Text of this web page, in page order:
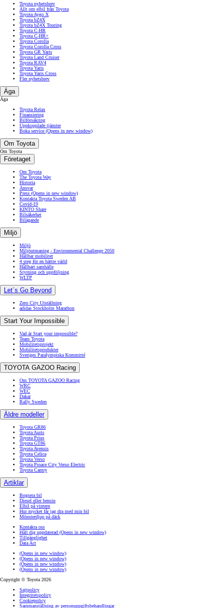
Toyota nyhetsbrev
Allt om elbil från Toyota
Toyota Aygo X
Toyota bZ4X
Toyota bZ4X Touring
Toyota C-HR
Toyota C-HR+
Toyota Corolla
Toyota Corolla Cross
Toyota GR Yaris
Toyota Land Cruiser
Toyota RAV4
Toyota Yaris
Toyota Yaris Cross
Fler nyhetsbrev
Äga
Äga
Toyota Relax
Finansiering
Bilförsäkring
Uppkopplade tjänster
Boka service (Opens in new window)
Om Toyota
Om Toyota
Företaget
Om Toyota
The Toyota Way
Historia
Ansvar
Press (Opens in new window)
Kontakta Toyota Sweden AB
Covid-19
KINTO Share
Bilsäkerhet
Bilägande
Miljö
Miljö
Miljöutmaning - Environmental Challenge 2050
Hållbar mobilitet
4 steg för en bättre värld
Hållbart samhälle
Styrning och uppföljning
WLTP
Let´s Go Beyond
Zero City Utställning
adidas Stockholm Marathon
Start Your Impossible
Vad är Start your impossible?
Team Toyota
Mobilitetsprojekt
Mobilitetsprodukter
Sveriges Paralympiska Kommitté
TOYOTA GAZOO Racing
Om TOYOTA GAZOO Racing
WRC
WEC
Dakar
Rally Sweden
Äldre modeller
Toyota GR86
Toyota Auris
Toyota Prius
Toyota GT86
Toyota Avensis
Toyota Celica
Toyota Verso
Toyota Proace City Verso Electric
Toyota Camry
Artiklar
Bogsera bil
Diesel eller bensin
Elbil på vintern
Hur mycket får jag dra med min bil
Mönsterdjup på däck
Kontakta oss
Håll dig uppdaterad (Opens in new window)
Tillgänglighet
Data Act
(Opens in new window)
(Opens in new window)
(Opens in new window)
(Opens in new window)
Copyright © Toyota 2026
Sajtpolicy
Integritetspolicy
Cookiepolicy
Sammanställning av personuppgiftsbehandlingar